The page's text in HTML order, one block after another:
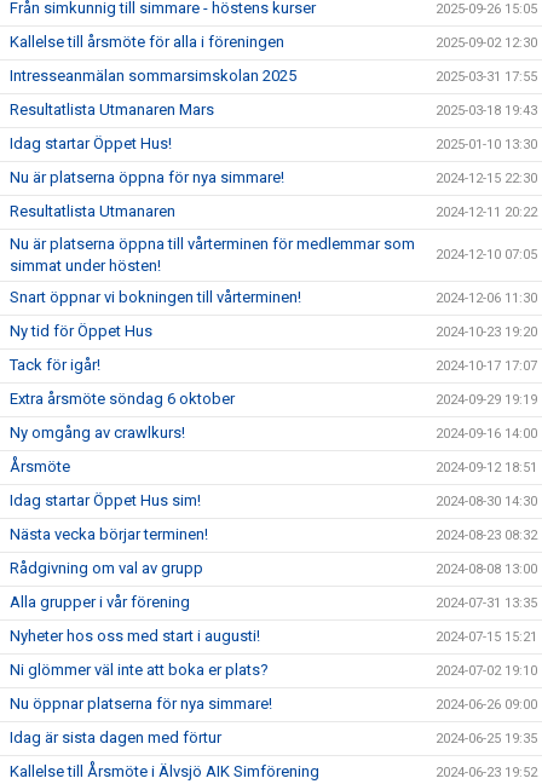
Från simkunnig till simmare - höstens kurser 2025-09-26 15:05
Kallelse till årsmöte för alla i föreningen 2025-09-02 12:30
Intresseanmälan sommarsimskolan 2025 2025-03-31 17:55
Resultatlista Utmanaren Mars 2025-03-18 19:43
Idag startar Öppet Hus! 2025-01-10 13:30
Nu är platserna öppna för nya simmare! 2024-12-15 22:30
Resultatlista Utmanaren 2024-12-11 20:22
Nu är platserna öppna till vårterminen för medlemmar som
simmat under hösten!
2024-12-10 07:05
Snart öppnar vi bokningen till vårterminen! 2024-12-06 11:30
Ny tid för Öppet Hus 2024-10-23 19:20
Tack för igår! 2024-10-17 17:07
Extra årsmöte söndag 6 oktober 2024-09-29 19:19
Ny omgång av crawlkurs! 2024-09-16 14:00
Årsmöte 2024-09-12 18:51
Idag startar Öppet Hus sim! 2024-08-30 14:30
Nästa vecka börjar terminen! 2024-08-23 08:32
Rådgivning om val av grupp 2024-08-08 13:00
Alla grupper i vår förening 2024-07-31 13:35
Nyheter hos oss med start i augusti! 2024-07-15 15:21
Ni glömmer väl inte att boka er plats? 2024-07-02 19:10
Nu öppnar platserna för nya simmare! 2024-06-26 09:00
Idag är sista dagen med förtur 2024-06-25 19:35
Kallelse till Årsmöte i Älvsjö AIK Simförening 2024-06-23 19:52